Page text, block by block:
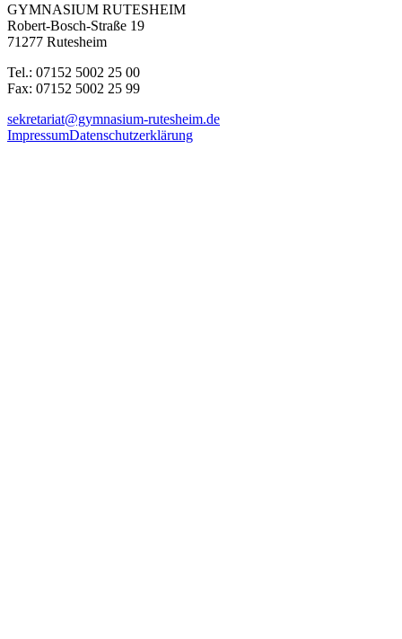
GYMNASIUM RUTESHEIM
Robert-Bosch-Straße 19
71277 Rutesheim
Tel.: 07152 5002 25 00
Fax: 07152 5002 25 99
sekretariat@gymnasium-rutesheim.de
ImpressumDatenschutzerklärung